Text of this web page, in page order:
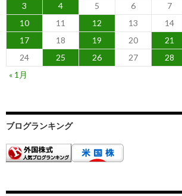
3
4 5 6 7
10
11 12 13 14
17
18 19 20 21
24
25 26 27 28
« 1月
ブログランキング